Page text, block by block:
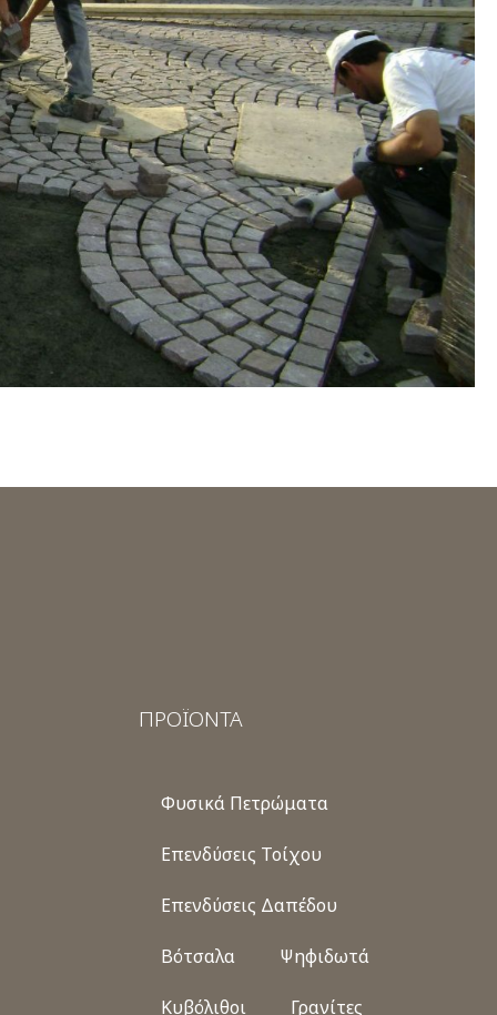
ΠΡΟΪΟΝΤΑ
Φυσικά Πετρώματα
Επενδύσεις Τοίχου
Επενδύσεις Δαπέδου
Βότσαλα Ψηφιδωτά
Κυβόλιθοι Γρανίτες